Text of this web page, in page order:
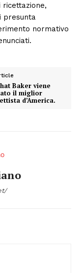
presunta
normativo
Baker viene
il miglior
d’America.